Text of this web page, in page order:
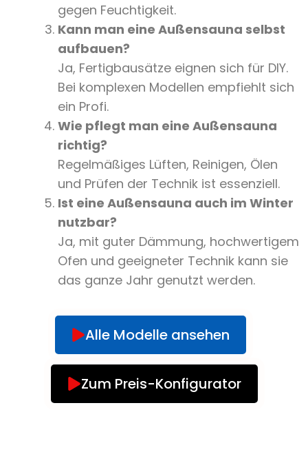
gegen Feuchtigkeit.
Kann man eine Außensauna selbst
aufbauen?
Ja, Fertigbausätze eignen sich für DIY.
Bei komplexen Modellen empfiehlt sich
ein Profi.
Wie pflegt man eine Außensauna
richtig?
Regelmäßiges Lüften, Reinigen, Ölen
und Prüfen der Technik ist essenziell.
Ist eine Außensauna auch im Winter
nutzbar?
Ja, mit guter Dämmung, hochwertigem
Ofen und geeigneter Technik kann sie
das ganze Jahr genutzt werden.
Alle Modelle ansehen
Zum Preis-Konfigurator